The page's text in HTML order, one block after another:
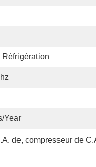
year
de, compresseur de